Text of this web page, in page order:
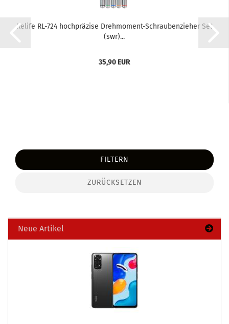
Re­li­fe RL-​724 hoch­prä­zi­se Drehmoment-​​Schrau­ben­zie­her Set
(swr)...
35,90 EUR
FILTERN
ZURÜCKSETZEN
Neue Artikel